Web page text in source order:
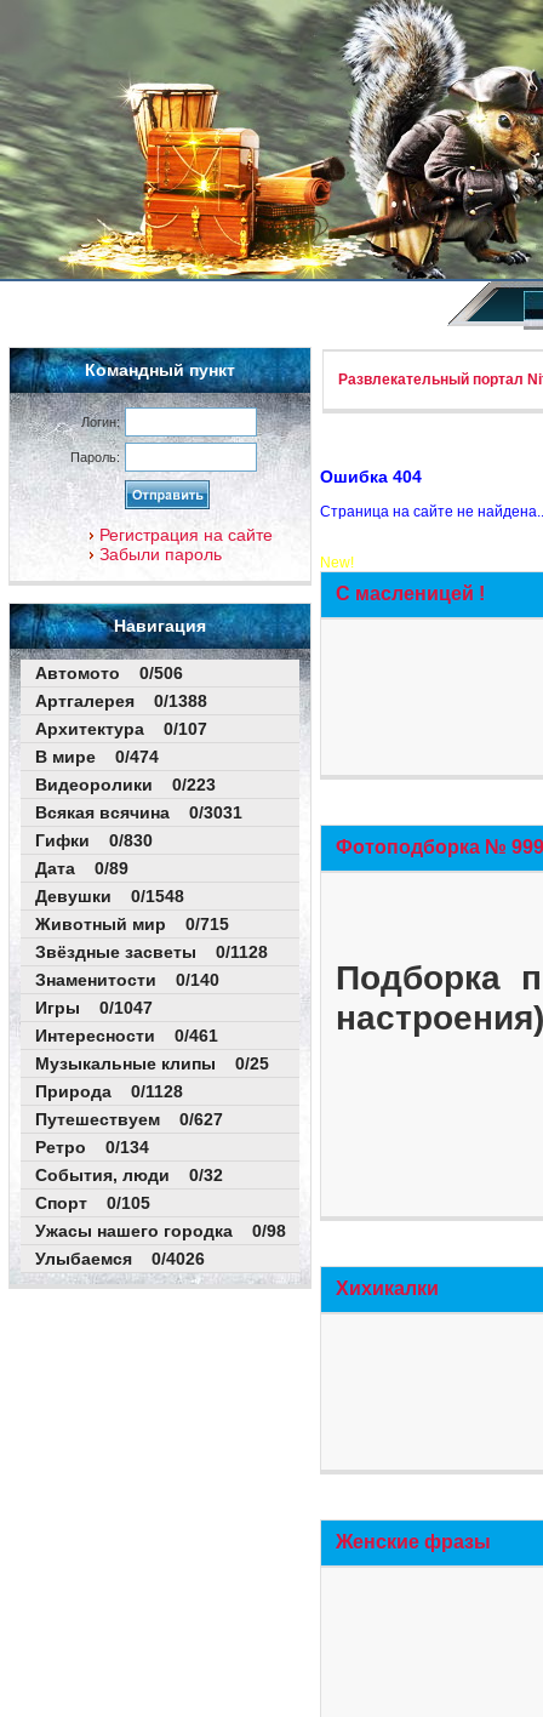
Командный пункт
Логин:
Пароль:
Регистрация на сайте
Забыли пароль
Навигация
Автомото 0/506
Артгалерея 0/1388
Архитектура 0/107
В мире 0/474
Видеоролики 0/223
Всякая всячина 0/3031
Гифки 0/830
Дата 0/89
Девушки 0/1548
Животный мир 0/715
Звёздные засветы 0/1128
Знаменитости 0/140
Игры 0/1047
Интересности 0/461
Музыкальные клипы 0/25
Природа 0/1128
Путешествуем 0/627
Ретро 0/134
События, люди 0/32
Спорт 0/105
Ужасы нашего городка 0/98
Улыбаемся 0/4026
Развлекательный портал
Ошибка 404
Страница на сайте не
New!
С масленицей !
Фотоподборка №
Подборка
Хихикалки
Женские фразы